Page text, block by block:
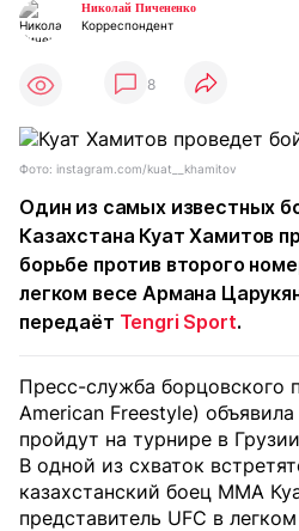
Николай Пичененко
Корреспондент
8
Фото: instagram.com/kuat__khamitov
Один из самых известных
Казахстана Куат Хамитов
борьбе против второго
легком весе Армана
передаёт Tengri Sport.
Пресс-служба борцовского
American Freestyle)
пройдут на турнире в
В одной из схваток
казахстанский боец ММА
представитель UFC в